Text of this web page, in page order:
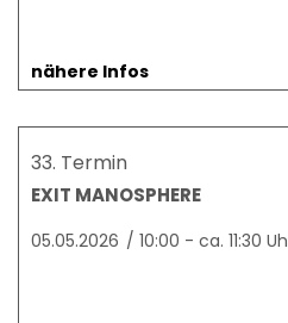
nähere Infos
33. Termin
EXIT MANOSPHERE
05.05.2026 / 10:00 - ca. 11:30